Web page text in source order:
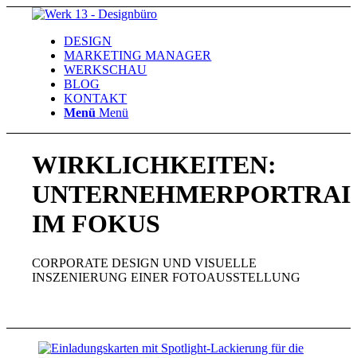
DESIGN
MARKETING MANAGER
WERKSCHAU
BLOG
KONTAKT
Menü Menü
WIRKLICHKEITEN:
IM FOKUS
CORPORATE DESIGN UND VISUELLE
INSZENIERUNG EINER FOTOAUSSTELLUNG